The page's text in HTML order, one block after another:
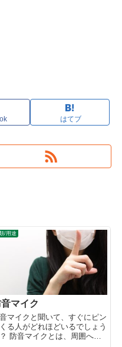
はてブ
/用途
音マイク
マイクと聞いて、すぐにピン
る人がどれほどいるでしょう
防音マイクとは、周囲への